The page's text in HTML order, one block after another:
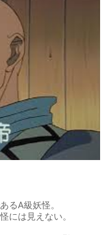
るA級妖怪。
には見えない。